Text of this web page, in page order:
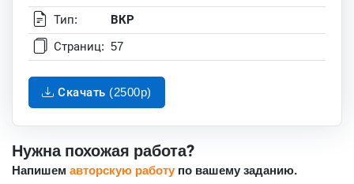
Тип:
ВКР
Страниц: 57
Скачать (2500p)
Нужна похожая работа?
Напишем авторскую работу по вашему заданию.